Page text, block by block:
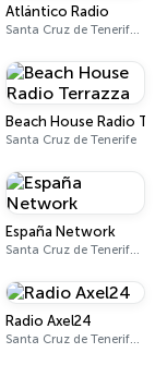
Atlántico Radio
Santa Cruz de Tenerife 88.3 - 91.7 FM
Beach House Radio
Santa Cruz de Tenerife
España Network
Santa Cruz de Tenerife 87.5 FM
Radio Axel24
Santa Cruz de Tenerife 99.3 FM